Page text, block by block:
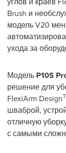
Brush и
модель V20
ухода за
Модель P10S
решение для
FlexiArm Design
шваброй,
отличную
с самыми